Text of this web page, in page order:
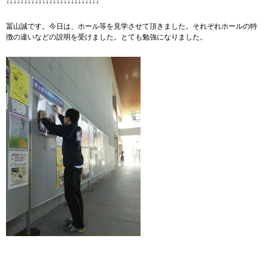
冨山誠です。今日は、ホール等を見学させて頂きました。それぞれホールの特
徴の違いなどの説明を受けました。とても勉強になりました。